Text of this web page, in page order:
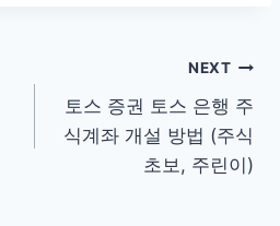
NEXT
토스 증권 토스 은행 주
식계좌 개설 방법 (주식
초보, 주린이)